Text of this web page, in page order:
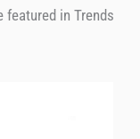
featured in Trends